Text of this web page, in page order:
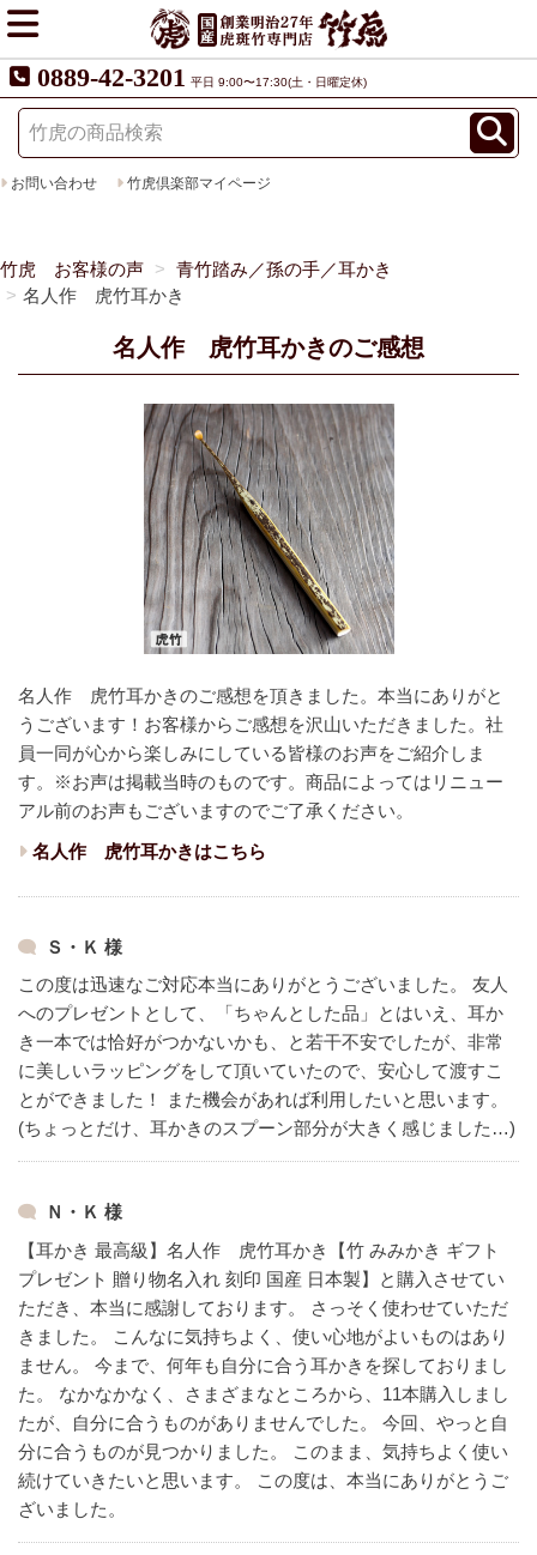
0889-42-3201 平日 9:00〜17:30(土・日曜定休)
お問い合わせ 竹虎倶楽部マイページ
竹虎 お客様の声
青竹踏み／孫の手／耳かき
名人作 虎竹耳かき
名人作 虎竹耳かきのご感想
名人作 虎竹耳かきのご感想を頂きました。本当にありがと
うございます！ お客様からご感想を沢山いただきました。 社
員一同が心から楽しみにしている皆様のお声をご紹介しま
す。
※お声は掲載当時のものです。商品によってはリニュー
アル前のお声もございますのでご了承ください。
名人作 虎竹耳かきはこちら
Ｓ・Ｋ 様
この度は迅速なご対応本当にありがとうございました。
友人
へのプレゼントとして、「ちゃんとした品」とはいえ、耳か
き一本では恰好がつかないかも、と若干不安でしたが、非常
に美しいラッピングをして頂いていたので、安心して渡すこ
とができました！
また機会があれば利用したいと思います。
(ちょっとだけ、耳かきのスプーン部分が大きく感じました…)
Ｎ・Ｋ 様
【耳かき 最高級】名人作 虎竹耳かき【竹 みみかき ギフト
プレゼント 贈り物名入れ 刻印 国産 日本製】と購入させてい
ただき、本当に感謝しております。
さっそく使わせていただ
きました。
こんなに気持ちよく、使い心地がよいものはあり
ません。
今まで、何年も自分に合う耳かきを探しておりまし
た。
なかなかなく、さまざまなところから、11本購入しまし
たが、自分に合うものがありませんでした。
今回、やっと自
分に合うものが見つかりました。
このまま、気持ちよく使い
続けていきたいと思います。
この度は、本当にありがとうご
ざいました。